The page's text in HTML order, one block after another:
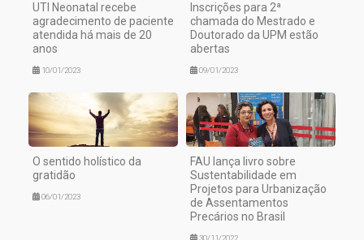
UTI Neonatal recebe
agradecimento de paciente
atendida há mais de 20
anos
10/01/2023
Inscrições para 2ª
chamada do Mestrado e
Doutorado da UPM estão
abertas
09/01/2023
O sentido holístico da
gratidão
06/01/2023
FAU lança livro sobre
Sustentabilidade em
Projetos para Urbanização
de Assentamentos
Precários no Brasil
30/11/2022